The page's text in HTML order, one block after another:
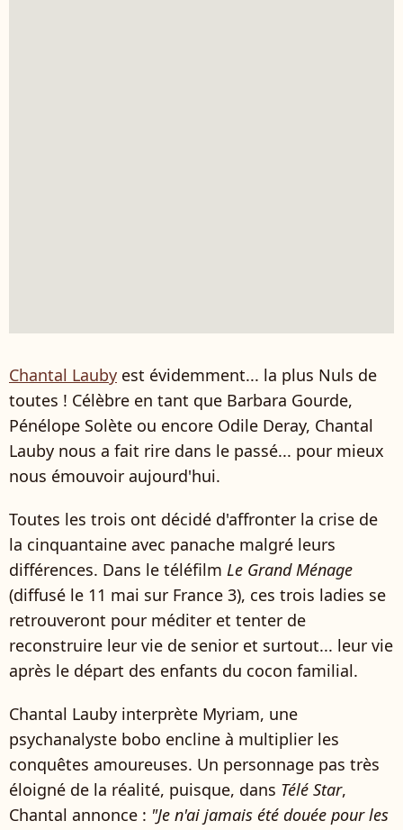
Chantal Lauby est évidemment... la plus Nuls de
toutes ! Célèbre en tant que Barbara Gourde,
Pénélope Solète ou encore Odile Deray, Chantal
Lauby nous a fait rire dans le passé... pour mieux
nous émouvoir aujourd'hui.
Toutes les trois ont décidé d'affronter la crise de
la cinquantaine avec panache malgré leurs
différences. Dans le téléfilm Le Grand Ménage
(diffusé le 11 mai sur France 3), ces trois ladies se
retrouveront pour méditer et tenter de
reconstruire leur vie de senior et surtout... leur vie
après le départ des enfants du cocon familial.
Chantal Lauby interprète Myriam, une
psychanalyste bobo encline à multiplier les
conquêtes amoureuses. Un personnage pas très
éloigné de la réalité, puisque, dans Télé Star,
Chantal annonce : "Je n'ai jamais été douée pour les